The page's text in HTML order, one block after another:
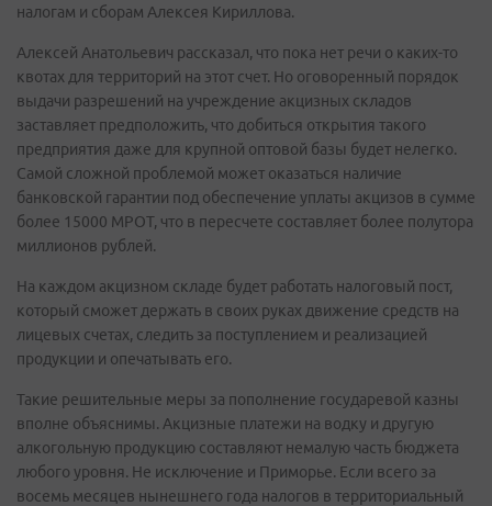
налогам и сборам Алексея Кириллова.
Алексей Анатольевич рассказал, что пока нет речи о каких-то
квотах для территорий на этот счет. Но оговоренный порядок
выдачи разрешений на учреждение акцизных складов
заставляет предположить, что добиться открытия такого
предприятия даже для крупной оптовой базы будет нелегко.
Самой сложной проблемой может оказаться наличие
банковской гарантии под обеспечение уплаты акцизов в сумме
более 15000 МРОТ, что в пересчете составляет более полутора
миллионов рублей.
На каждом акцизном складе будет работать налоговый пост,
который сможет держать в своих руках движение средств на
лицевых счетах, следить за поступлением и реализацией
продукции и опечатывать его.
Такие решительные меры за пополнение государевой казны
вполне объяснимы. Акцизные платежи на водку и другую
алкогольную продукцию составляют немалую часть бюджета
любого уровня. Не исключение и Приморье. Если всего за
восемь месяцев нынешнего года налогов в территориальный